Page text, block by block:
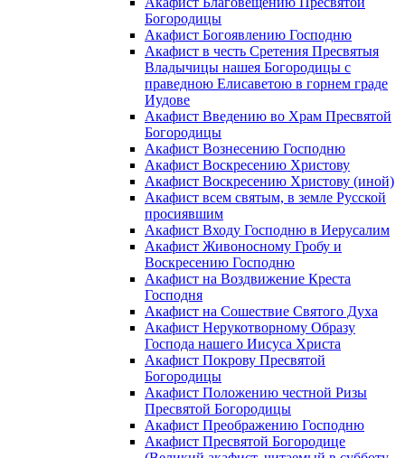
Богородицы
Акафист Богоявлению Господню
Акафист в честь Сретения Пресвятыя
Владычицы нашея Богородицы с
праведною Елисаветою в горнем граде
Иудове
Акафист Введению во Храм Пресвятой
Богородицы
Акафист Вознесению Господню
Акафист Воскресению Христову
Акафист Воскресению Христову (иной)
Акафист всем святым, в земле Русской
просиявшим
Акафист Входу Господню в Иерусалим
Акафист Живоносному Гробу и
Воскресению Господню
Акафист на Воздвижение Креста
Господня
Акафист на Сошествие Святого Духа
Акафист Нерукотворному Образу
Господа нашего Иисуса Христа
Акафист Покрову Пресвятой
Богородицы
Акафист Положению честной Ризы
Пресвятой Богородицы
Акафист Преображению Господню
Акафист Пресвятой Богородице